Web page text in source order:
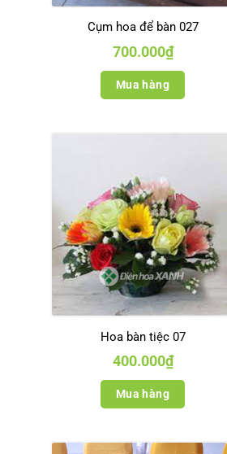
Cụm hoa để bàn 027
700.000₫
Mua hàng
Hoa bàn tiệc 07
400.000₫
Mua hàng